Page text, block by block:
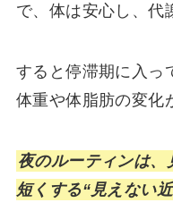
で、体は安心し、代
すると停滞期に入っ
体重や体脂肪の変化
夜のルーティンは
短くする“見えない